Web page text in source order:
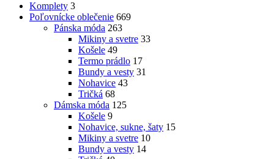
Komplety 3
Poľovnícke oblečenie 669
Pánska móda 263
Mikiny a svetre 33
Košele 49
Termo prádlo 17
Bundy a vesty 31
Nohavice 43
Tričká 68
Dámska móda 125
Košele 9
Nohavice, sukne, šaty 15
Mikiny a svetre 10
Bundy a vesty 14